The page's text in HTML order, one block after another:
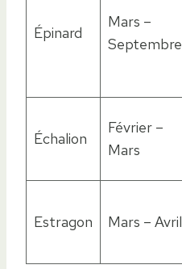
Épinard
Mars –
Septembre
Échalion
Février –
Mars
Estragon Mars – Avril